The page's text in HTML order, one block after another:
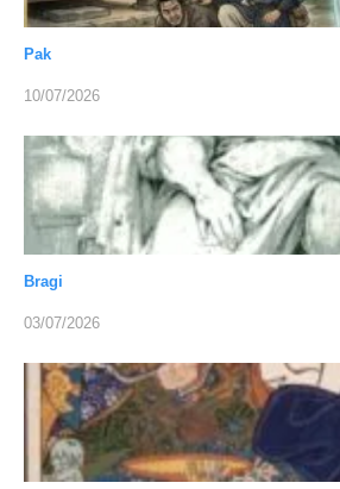
Pak
10/07/2026
Bragi
03/07/2026